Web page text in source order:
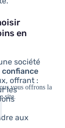
vous offrons la
site.
en
société
offrant :
les
aux